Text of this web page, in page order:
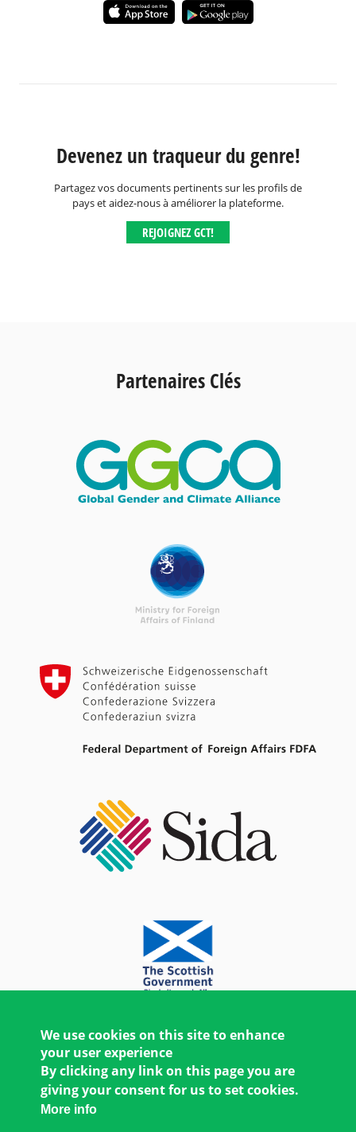
Devenez un traqueur du genre!
Partagez vos documents pertinents sur les profils de
pays et aidez-nous à améliorer la plateforme.
REJOIGNEZ GCT!
Partenaires Clés
We use cookies on this site to enhance
your user experience
By clicking any link on this page you are
giving your consent for us to set cookies.
More info